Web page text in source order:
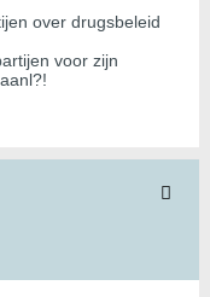
over drugsbeleid
voor zijn